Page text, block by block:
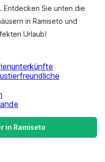
Entdecken Sie unten die
in Ramiseto und
Urlaub!
in Ramiseto